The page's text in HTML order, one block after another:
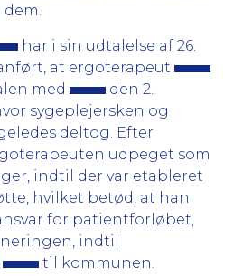
har i sin udtalelse af 26.
at ergoterapeut
med
den 2.
sygeplejersken og
deltog. Efter
udpeget som
indtil der var etableret
hvilket betød, at han
for patientforløbet,
indtil
til kommunen.